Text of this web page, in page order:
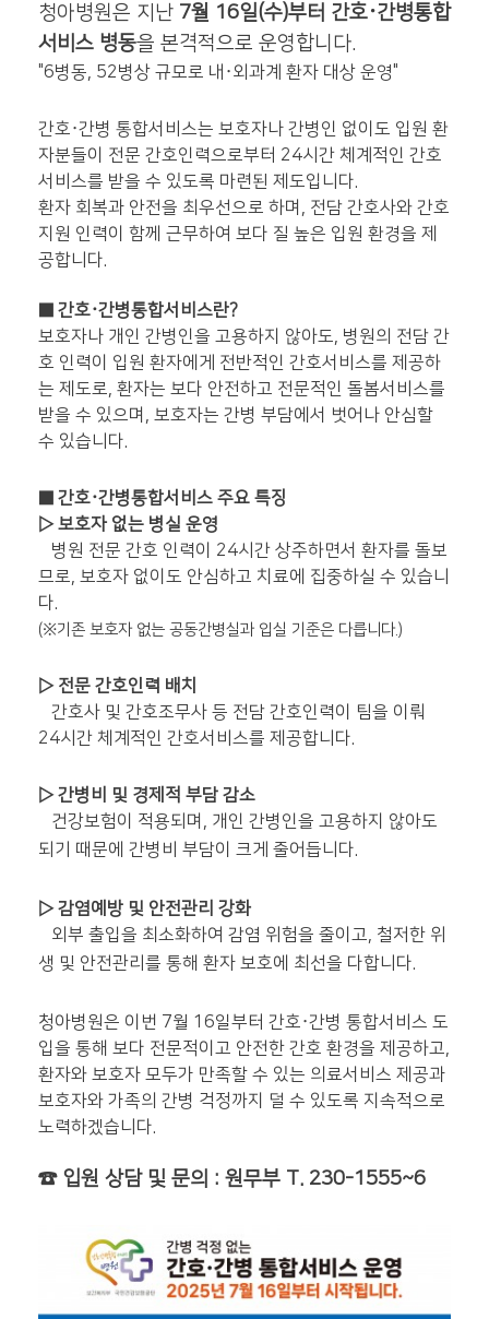
청아병원은 지난 7월 16일(수)부터 간호·간병통합
서비스 병동을 본격적으로 운영합니다.
"6병동, 52병상 규모로 내·외과계 환자 대상 운영"
간호·간병 통합서비스는 보호자나 간병인 없이도 입원 환
자분들이 전문 간호인력으로부터 24시간 체계적인 간호
서비스를 받을 수 있도록 마련된 제도입니다.
환자 회복과 안전을 최우선으로 하며, 전담 간호사와 간호
지원 인력이 함께 근무하여 보다 질 높은 입원 환경을 제
공합니다.
■ 간호·간병통합서비스란?
보호자나 개인 간병인을 고용하지 않아도, 병원의 전담 간
호 인력이 입원 환자에게 전반적인 간호서비스를 제공하
는 제도로, 환자는 보다 안전하고 전문적인 돌봄서비스를
받을 수 있으며, 보호자는 간병 부담에서 벗어나 안심할
수 있습니다.
■ 간호·간병통합서비스 주요 특징
▷ 보호자 없는 병실 운영
병원 전문 간호 인력이 24시간 상주하면서 환자를 돌보
므로, 보호자 없이도 안심하고 치료에 집중하실 수 있습니
다.
(※기존 보호자 없는 공동간병실과 입실 기준은 다릅니다.)
▷ 전문 간호인력 배치
간호사 및 간호조무사 등 전담 간호인력이 팀을 이뤄
24시간 체계적인 간호서비스를 제공합니다.
▷ 간병비 및 경제적 부담 감소
건강보험이 적용되며, 개인 간병인을 고용하지 않아도
되기 때문에 간병비 부담이 크게 줄어듭니다.
▷ 감염예방 및 안전관리 강화
외부 출입을 최소화하여 감염 위험을 줄이고, 철저한 위
생 및 안전관리를 통해 환자 보호에 최선을 다합니다.
청아병원은 이번 7월 16일부터 간호·간병 통합서비스 도
입을 통해 보다 전문적이고 안전한 간호 환경을 제공하고,
환자와 보호자 모두가 만족할 수 있는 의료서비스 제공과
보호자와 가족의 간병 걱정까지 덜 수 있도록 지속적으로
노력하겠습니다.
☎ 입원 상담 및 문의 : 원무부 T. 230-1555~6